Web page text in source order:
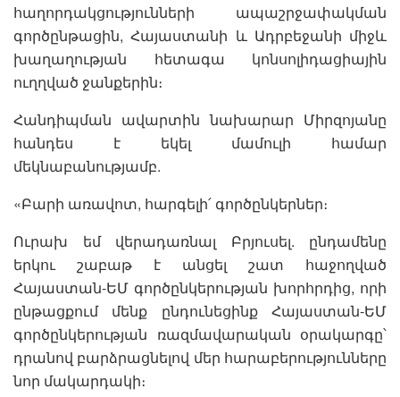
հաղորդակցությունների ապաշրջափակման
գործընթացին, Հայաստանի և Ադրբեջանի միջև
խաղաղության հետագա կոնսոլիդացիային
ուղղված ջանքերին։
Հանդիպման ավարտին նախարար Միրզոյանը
հանդես է եկել մամուլի համար
մեկնաբանությամբ.
«Բարի առավոտ, հարգելի՛ գործընկերներ։
Ուրախ եմ վերադառնալ Բրյուսել. ընդամենը
երկու շաբաթ է անցել շատ հաջողված
Հայաստան-ԵՄ գործընկերության խորհրդից, որի
ընթացքում մենք ընդունեցինք Հայաստան-ԵՄ
գործընկերության ռազմավարական օրակարգը՝
դրանով բարձրացնելով մեր հարաբերությունները
նոր մակարդակի։